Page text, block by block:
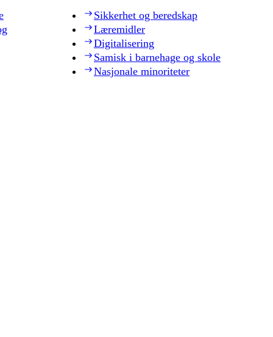
Sikkerhet og beredskap
Læremidler
Digitalisering
Samisk i barnehage og skole
Nasjonale minoriteter